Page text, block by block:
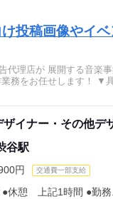
け投稿画像やイ
代理店が 展開する音楽
します！ ▼具体的には… ・SN
ザイナー・その他デ
谷駅
円 交通費一部支給
●休憩 上記1時間 ●勤務